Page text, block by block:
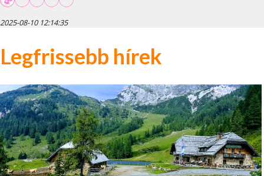
2025-08-10 12:14:35
Legfrissebb hírek